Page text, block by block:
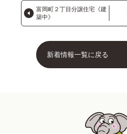
富岡町２丁目分譲住宅《建
築中》
新着情報一覧に戻る